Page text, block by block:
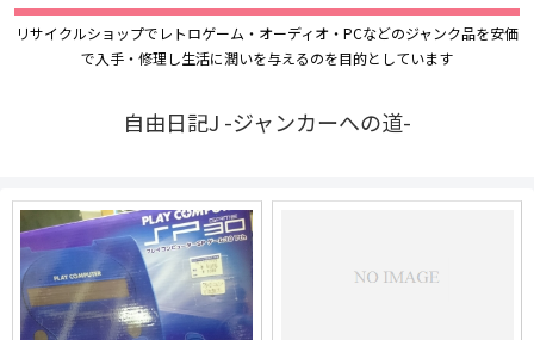
リサイクルショップでレトロゲーム・オーディオ・PCなどのジャンク品を安価
で入手・修理し生活に潤いを与えるのを目的としています
自由日記J -ジャンカーへの道-